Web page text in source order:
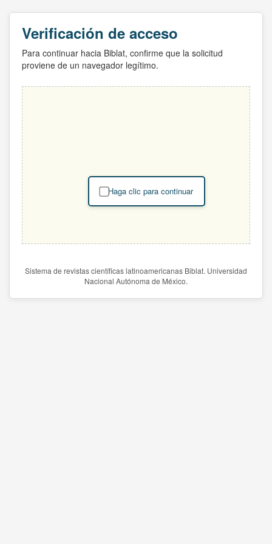
Verificación de acceso
Para continuar hacia Biblat, confirme que la solicitud
proviene de un navegador legítimo.
Haga clic para continuar
Sistema de revistas científicas latinoamericanas Biblat. Universidad
Nacional Autónoma de México.